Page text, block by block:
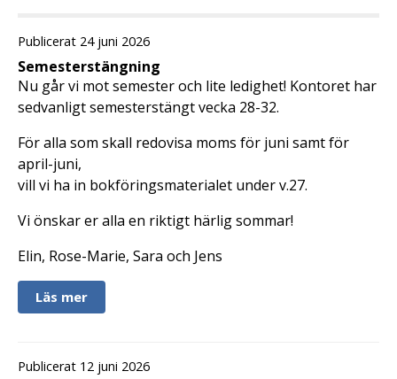
Publicerat 24 juni 2026
Semesterstängning
Nu går vi mot semester och lite ledighet! Kontoret har
sedvanligt semesterstängt vecka 28-32.
För alla som skall redovisa moms för juni samt för
april-juni,
vill vi ha in bokföringsmaterialet under v.27.
Vi önskar er alla en riktigt härlig sommar!
Elin, Rose-Marie, Sara och Jens
Läs mer
Publicerat 12 juni 2026